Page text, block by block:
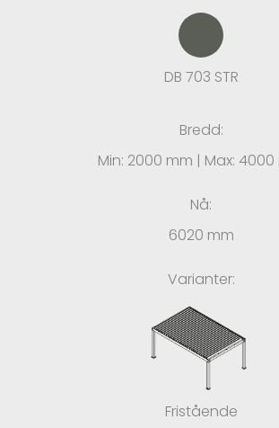
DB 703 STR
Bredd:
Min: 2000 mm | Max:
Nå:
6020 mm
Varianter:
Fristående